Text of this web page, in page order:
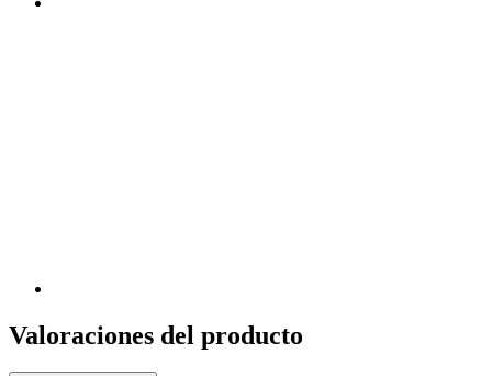
Valoraciones del producto